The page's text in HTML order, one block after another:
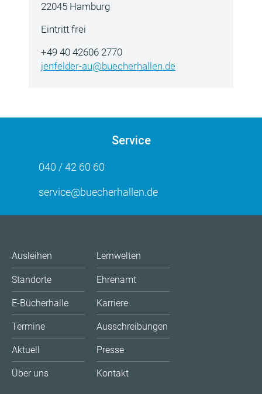
22045 Hamburg
Eintritt frei
+49 40 42606 2770
jenfelder-au@buecherhallen.de
Service
040 / 42 60 60
service@buecherhallen.de
Ausleihen
Standorte
E-Bücherhalle
Termine
Aktuell
Über uns
Lernwelten
Ehrenamt
Karriere
Ausschreibungen
Presse
Kontakt